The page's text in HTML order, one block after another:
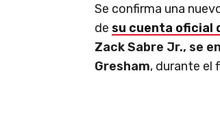
Se confirma una
de su cuenta oficial
Zack Sabre Jr., se
Gresham, durante el